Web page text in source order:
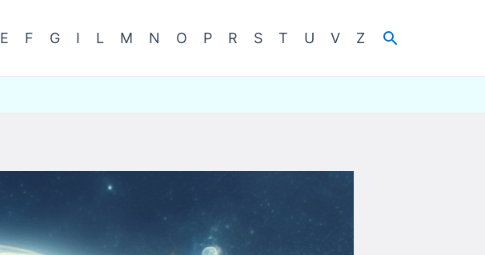
E F G I L M N O P R S T U V Z Cerca